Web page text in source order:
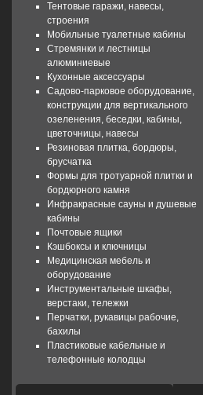
Тентовые гаражи, навесы,
строения
Мобильные туалетные кабины
Стремянки и лестницы
алюминиевые
Кухонные аксессуары
Садово-парковое оборудование,
конструкции для вертикального
озеленения, беседки, кабины,
цветочницы, навесы
Резиновая плитка, бордюры,
брусчатка
Формы для тротуарной плитки и
бордюрного камня
Инфракрасные сауны и душевые
кабины
Почтовые ящики
Кэшбоксы и ключницы
Медицинская мебель и
оборудование
Инструментальные шкафы,
верстаки, тележки
Перчатки, рукавицы рабочие,
бахилы
Пластиковые кабельные и
телефонные колодцы